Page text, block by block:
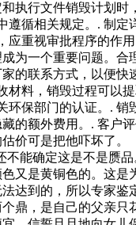
执行文件销毁计划
循相关规定。. 制
重视审批程序的作
为一个重要问题。
的联系方式，以便
料，销毁过程可以
保部门的认证。.
的额外费用。. 客户
的估价可是把他吓
能确定这是不是赝
颜色又是黄铜色的
达到的，所以专家
是自己的父亲只花